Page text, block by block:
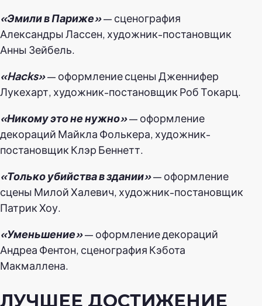
«Эмили в Париже»— сценография
Александры Лассен, художник-постановщик
Анны Зейбель.
«Hacks»— оформление сцены Дженнифер
Лукехарт, художник-постановщик Роб Токарц.
«Никому это не нужно»— оформление
декораций Майкла Фолькера, художник-
постановщик Клэр Беннетт.
«Только убийства в здании»— оформление
сцены Милой Халевич, художник-постановщик
Патрик Хоу.
«Уменьшение»— оформление декораций
Андреа Фентон, сценография Кэбота
Макмаллена.
ЛУЧШЕЕ ДОСТИЖЕНИЕ